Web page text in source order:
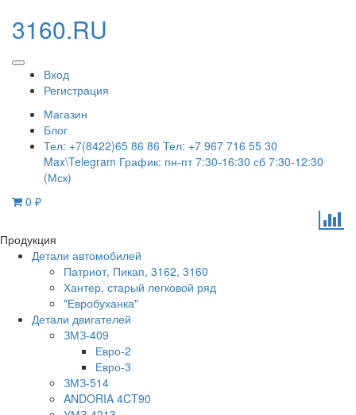
3160.RU
Вход
Регистрация
Магазин
Блог
Тел: +7(8422)65 86 86 Тел: +7 967 716 55 30
Max\Telegram График: пн-пт 7:30-16:30 сб 7:30-12:30
(Мск)
0 ₽
Продукция
Детали автомобилей
Патриот, Пикап, 3162, 3160
Хантер, старый легковой ряд
"Евробуханка"
Детали двигателей
ЗМЗ-409
Евро-2
Евро-3
ЗМЗ-514
ANDORIA 4CT90